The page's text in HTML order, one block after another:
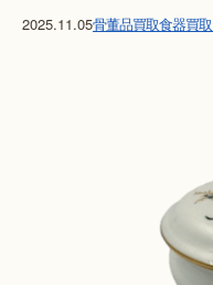
2025.11.05骨董品買取食器買取